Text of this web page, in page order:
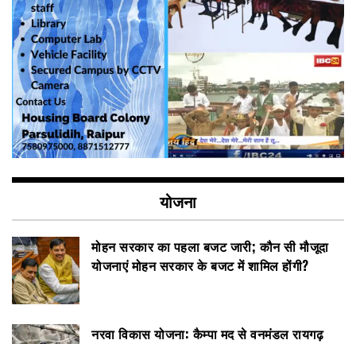
योजना
मोहन सरकार का पहला बजट जारी; कौन सी मौजूदा
योजनाएं मोहन सरकार के बजट में शामिल होंगी?
नरवा विकास योजना: कैम्पा मद से वनमंडल रायगढ़